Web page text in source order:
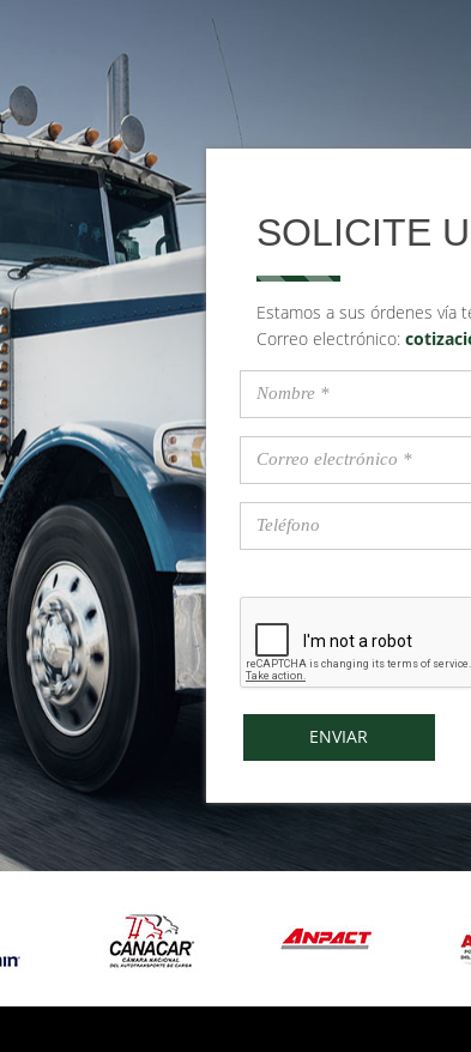
SOLICITE
Estamos a sus órdenes vía
Correo electrónico: